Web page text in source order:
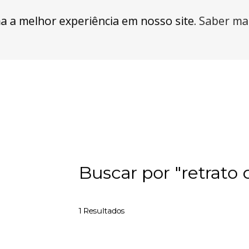
a melhor experiência em nosso site. Saber
Buscar por "retrato
1 Resultados